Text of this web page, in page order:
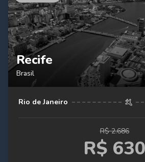
Recife
Brasil
Rio de Janeiro
R$2.686
R$ 630